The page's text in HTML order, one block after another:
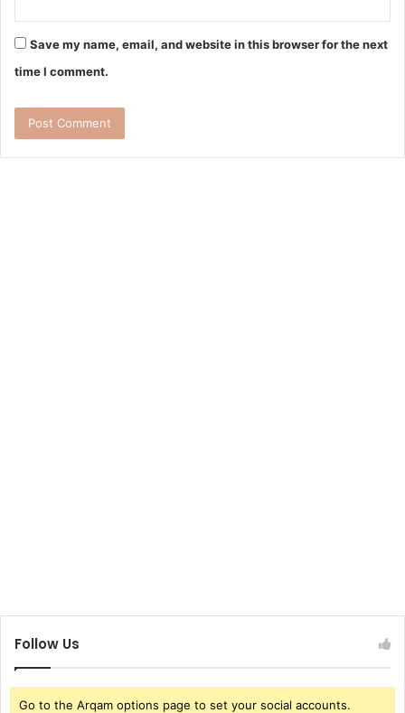
Save my name, email, and website in this browser for the next
time I comment.
Follow Us
Go to the Arqam options page to set your social accounts.